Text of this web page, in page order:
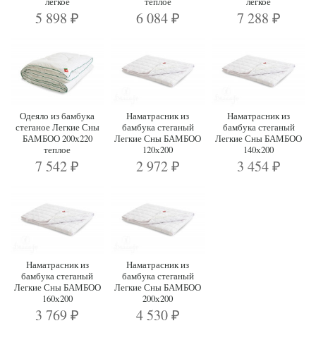
5 898₽ 6 084 ₽ 7 288 ₽
Одеяло из бамбука
стеганое Легкие Сны
БАМБОО 200х220
теплое
7 542₽
Наматрасник из
бамбука стеганый
Легкие Сны БАМБОО
120х200
2 972 ₽
Наматрасник из
бамбука стеганый
Легкие Сны БАМБОО
140х200
3 454 ₽
Наматрасник из
бамбука стеганый
Легкие Сны БАМБОО
160х200
3 769₽
Наматрасник из
бамбука стеганый
Легкие Сны БАМБОО
200х200
4 530 ₽